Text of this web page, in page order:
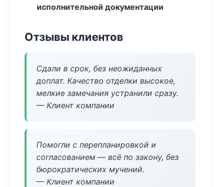
исполнительной документации
Отзывы клиентов
Сдали в срок, без неожиданных
доплат. Качество отделки высокое,
мелкие замечания устранили сразу.
— Клиент компании
Помогли с перепланировкой и
согласованием — всё по закону, без
бюрократических мучений.
— Клиент компании